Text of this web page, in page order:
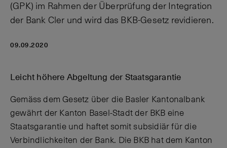
(GPK) im Rahmen der Überprüfung der Integration
der Bank Cler und wird das BKB-Gesetz revidieren.
09.09.2020
Leicht höhere Abgeltung der Staatsgarantie
Gemäss dem Gesetz über die Basler Kantonalbank
gewährt der Kanton Basel-Stadt der BKB eine
Staatsgarantie und haftet somit subsidiär für die
Verbindlichkeiten der Bank. Die BKB hat dem Kanton